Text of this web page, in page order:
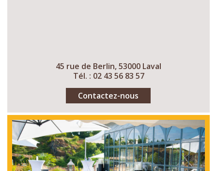
45 rue de Berlin, 53000 Laval
Tél. : 02 43 56 83 57
Contactez-nous